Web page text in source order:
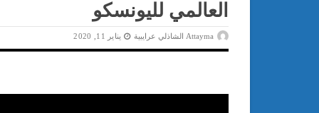
العالمي لليونسكو
Attayma الشاذلي عرايبية يناير 11, 2020